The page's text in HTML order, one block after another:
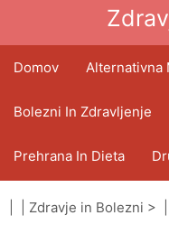
Domov Alternativna
Bolezni In Zdravljenje
Prehrana In Dieta
Zdravstveni Sektor
Zdravje in Bolezni > |